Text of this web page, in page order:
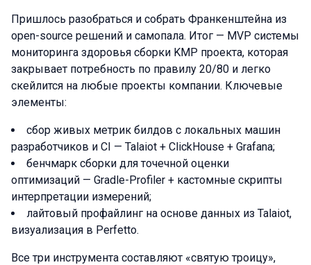
Пришлось разобраться и собрать Франкенштейна из
open-source решений и самопала. Итог — MVP системы
мониторинга здоровья сборки KMP проекта, которая
закрывает потребность по правилу 20/80 и легко
скейлится на любые проекты компании. Ключевые
элементы:
сбор живых метрик билдов с локальных машин
разработчиков и CI — Talaiot + ClickHouse + Grafana;
бенчмарк сборки для точечной оценки
оптимизаций — Gradle-Profiler + кастомные скрипты
интерпретации измерений;
лайтовый профайлинг на основе данных из Talaiot,
визуализация в Perfetto.
Все три инструмента составляют «святую троицу»,